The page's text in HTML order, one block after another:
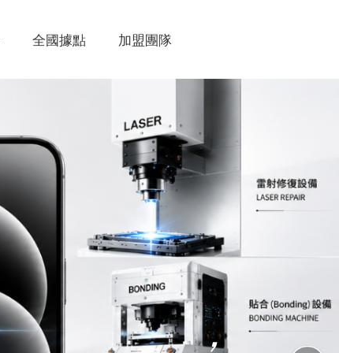
，
，
，
，
全國據點 加盟團隊